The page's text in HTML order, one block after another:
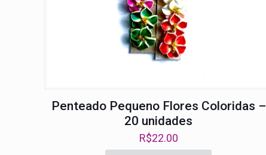
Penteado Pequeno Flores Coloridas –
20 unidades
R$22.00